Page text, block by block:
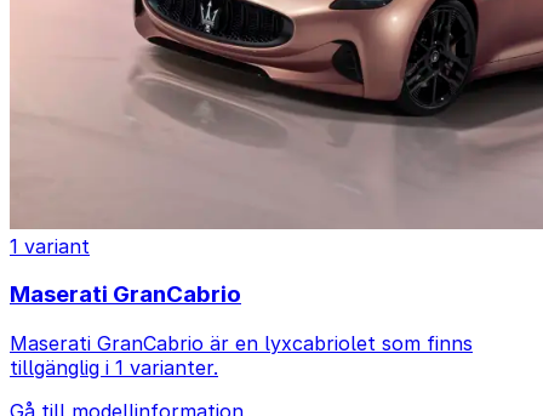
1 variant
Maserati GranCabrio
Maserati GranCabrio är en lyxcabriolet som finns
tillgänglig i 1 varianter.